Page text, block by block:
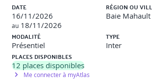
calculées pour gérer l'affichage
listes dynamiques.
Utilisation sous forme de composant
Découpler les widgets du HTML
DATE
16/11/2026
au 18/11/2026
RÉGION OU
Baie
MODALITÉ
Présentiel
TYPE
Inter
PLACES DISPONIBLES
12 places disponibles
Me connecter à myAtlas